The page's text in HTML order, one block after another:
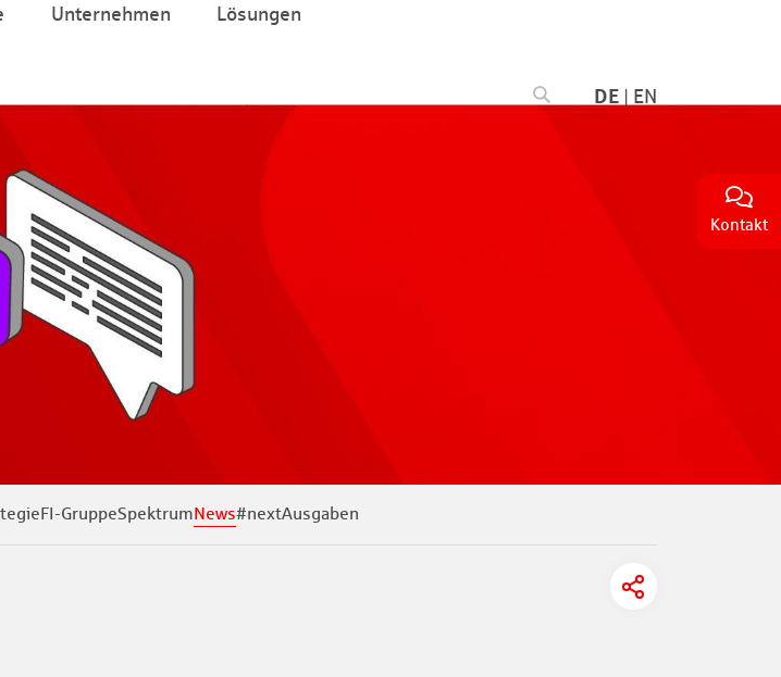
Kontakt
Unternehmen Lösungen
DE | EN
FI-GruppeSpektrumNews#nextAusgaben